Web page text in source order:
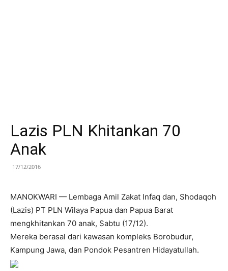
Lazis PLN Khitankan 70
Anak
17/12/2016
MANOKWARI — Lembaga Amil Zakat Infaq dan, Shodaqoh
(Lazis) PT PLN Wilaya Papua dan Papua Barat
mengkhitankan 70 anak, Sabtu (17/12).
Mereka berasal dari kawasan kompleks Borobudur,
Kampung Jawa, dan Pondok Pesantren Hidayatullah.